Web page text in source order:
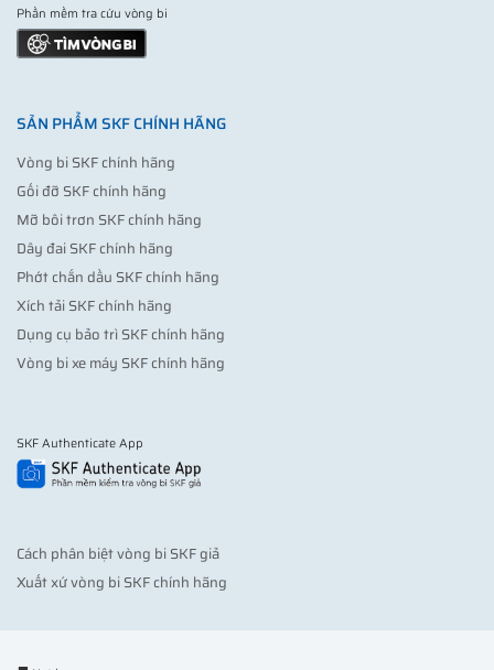
Phần mềm tra cứu vòng bi
SẢN PHẨM SKF CHÍNH HÃNG
Vòng bi SKF chính hãng
Gối đỡ SKF chính hãng
Mỡ bôi trơn SKF chính hãng
Dây đai SKF chính hãng
Phớt chắn dầu SKF chính hãng
Xích tải SKF chính hãng
Dụng cụ bảo trì SKF chính hãng
Vòng bi xe máy SKF chính hãng
SKF Authenticate App
Cách phân biệt vòng bi SKF giả
Xuất xứ vòng bi SKF chính hãng